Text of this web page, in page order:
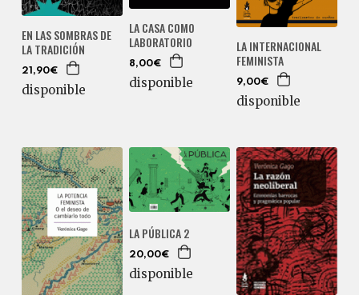
EN LAS SOMBRAS DE
LA TRADICIÓN
21,90€
disponible
LA CASA COMO
LABORATORIO
8,00€
disponible
LA INTERNACIONAL
FEMINISTA
9,00€
disponible
LA PÚBLICA 2
20,00€
disponible